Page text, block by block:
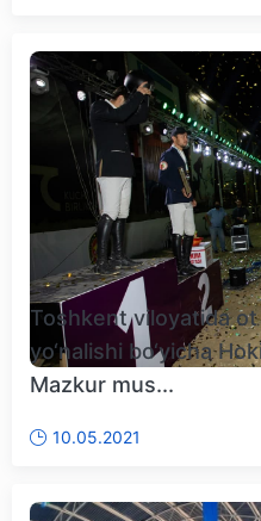
Toshkent viloyatida
yo‘nalishi bo‘yicha
Mazkur mus...
10.05.2021